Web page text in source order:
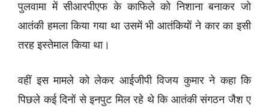
पुलवामा में सीआरपीएफ के काफिले को निशाना बनाकर जो
आतंकी हमला किया गया था उसमें भी आतंकियों ने कार का इसी
तरह इस्तेमाल किया था।
वहीं इस मामले को लेकर आईजीपी विजय कुमार ने कहा कि
पिछले कई दिनों से इनपुट मिल रहे थे कि आतंकी संगठन जैश ए